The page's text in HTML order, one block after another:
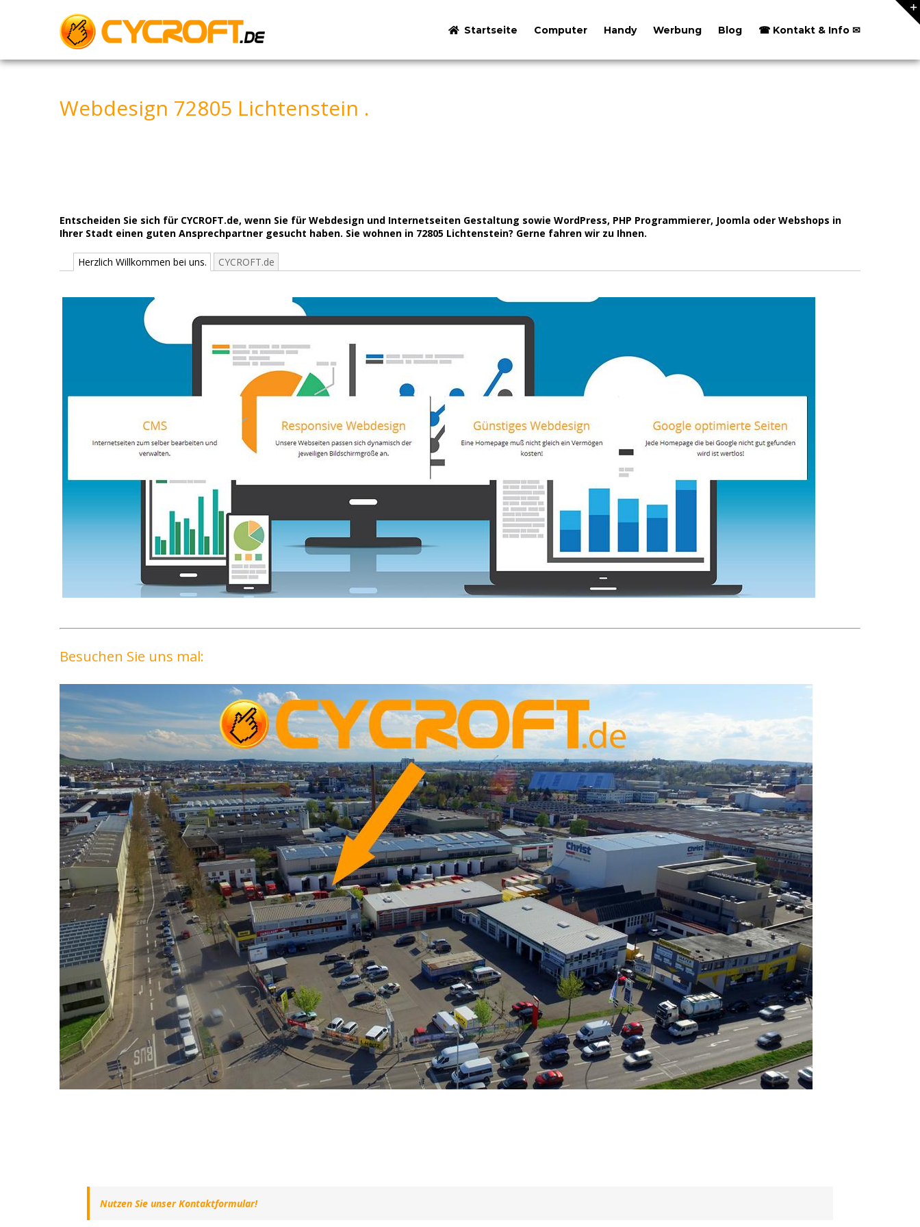
Startseite Computer Handy Werbung Blog ☎ Kontakt & Info ✉
Webdesign 72805 Lichtenstein .
Entscheiden Sie sich für CYCROFT.de, wenn Sie für Webdesign und Internetseiten Gestaltung sowie WordPress, PHP Programmierer, Joomla oder Webshops in
Ihrer Stadt einen guten Ansprechpartner gesucht haben. Sie wohnen in 72805 Lichtenstein? Gerne fahren wir zu Ihnen.
Herzlich Willkommen bei uns. CYCROFT.de
Besuchen Sie uns mal:
Nutzen Sie unser Kontaktformular!